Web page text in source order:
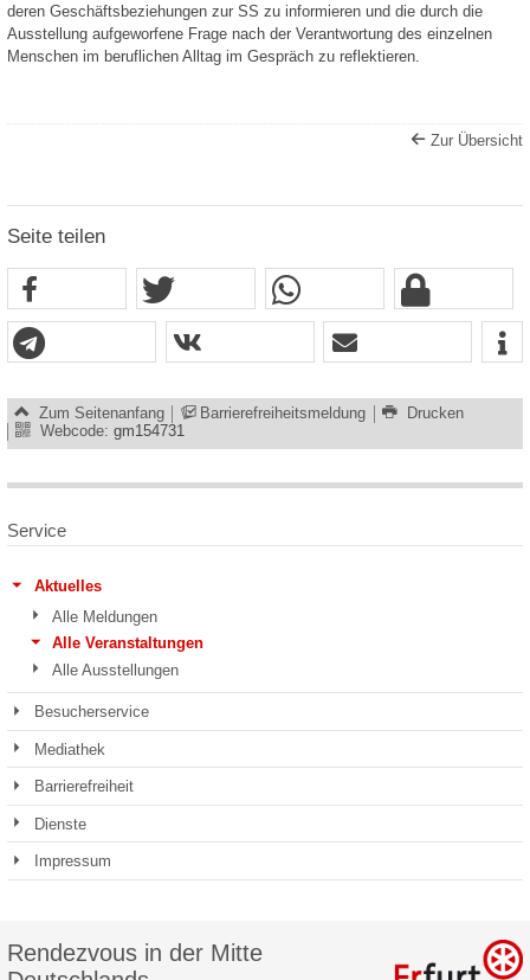
deren Geschäftsbeziehungen zur SS zu informieren und die durch die
Ausstellung aufgeworfene Frage nach der Verantwortung des einzelnen
Menschen im beruflichen Alltag im Gespräch zu reflektieren.
Zur Übersicht
Seite teilen
Zum Seitenanfang Barrierefreiheitsmeldung
Drucken
Webcode: gm154731
Service
Aktuelles
Alle Meldungen
Alle Veranstaltungen
Alle Ausstellungen
Besucherservice
Mediathek
Barrierefreiheit
Dienste
Impressum
Rendezvous in der Mitte